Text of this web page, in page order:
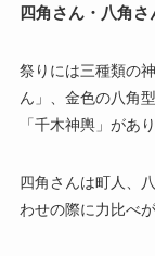
四角さん・八角
祭りには三種類の
ん」、金色の八角
「千木神輿」があ
四角さんは町人、
わせの際に力比べ